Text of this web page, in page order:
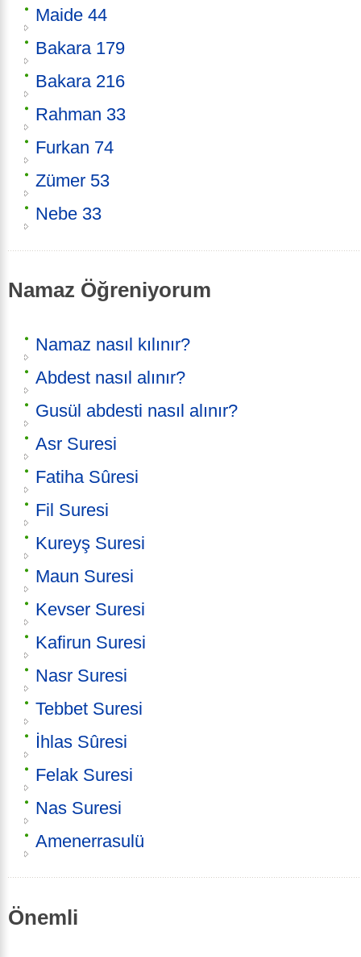
Maide 44
Bakara 179
Bakara 216
Rahman 33
Furkan 74
Zümer 53
Nebe 33
Namaz Öğreniyorum
Namaz nasıl kılınır?
Abdest nasıl alınır?
Gusül abdesti nasıl alınır?
Asr Suresi
Fatiha Sûresi
Fil Suresi
Kureyş Suresi
Maun Suresi
Kevser Suresi
Kafirun Suresi
Nasr Suresi
Tebbet Suresi
İhlas Sûresi
Felak Suresi
Nas Suresi
Amenerrasulü
Önemli